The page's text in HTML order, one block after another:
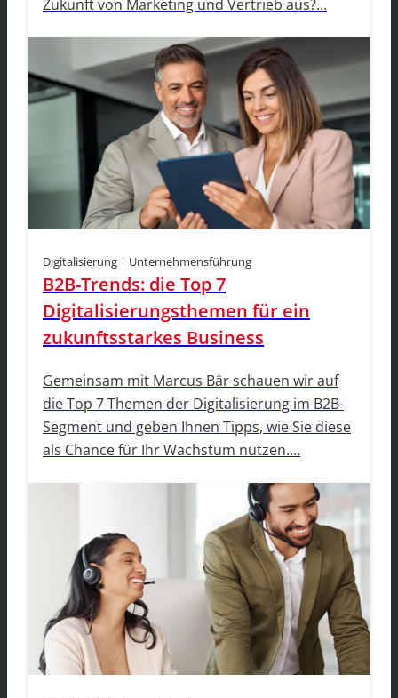
Zukunft von Marketing und Vertrieb aus?…
Digitalisierung | Unternehmensführung
B2B-Trends: die Top 7
Digitalisierungsthemen für ein
zukunftsstarkes Business
Gemeinsam mit Marcus Bär schauen wir auf
die Top 7 Themen der Digitalisierung im B2B-
Segment und geben Ihnen Tipps, wie Sie diese
als Chance für Ihr Wachstum nutzen.…